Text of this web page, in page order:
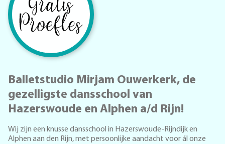
Balletstudio Mirjam Ouwerkerk, de
gezelligste dansschool van
Hazerswoude en Alphen a/d Rijn!
Wij zijn een knusse dansschool in Hazerswoude-Rijndijk en
Alphen aan den Rijn, met persoonlijke aandacht voor ál onze